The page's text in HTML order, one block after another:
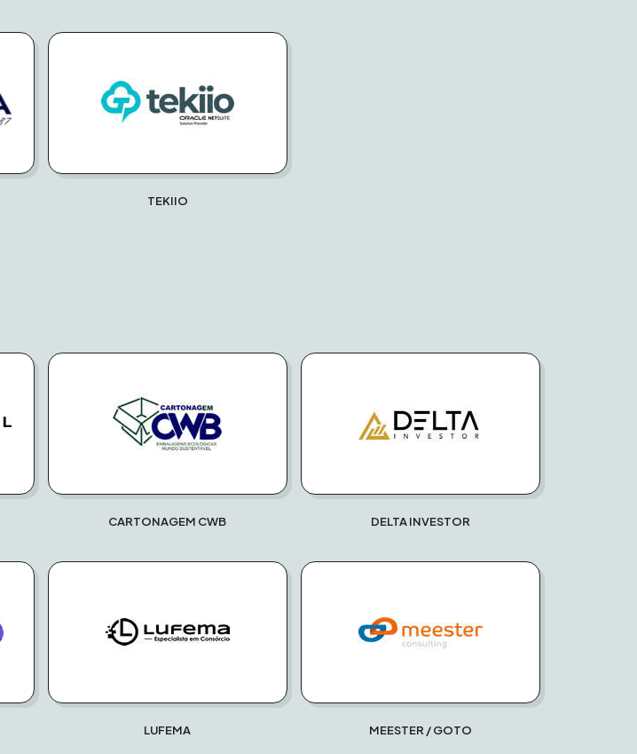
TEKIIO
CARTONAGEM CWB DELTA INVESTOR
LUFEMA MEESTER / GOTO